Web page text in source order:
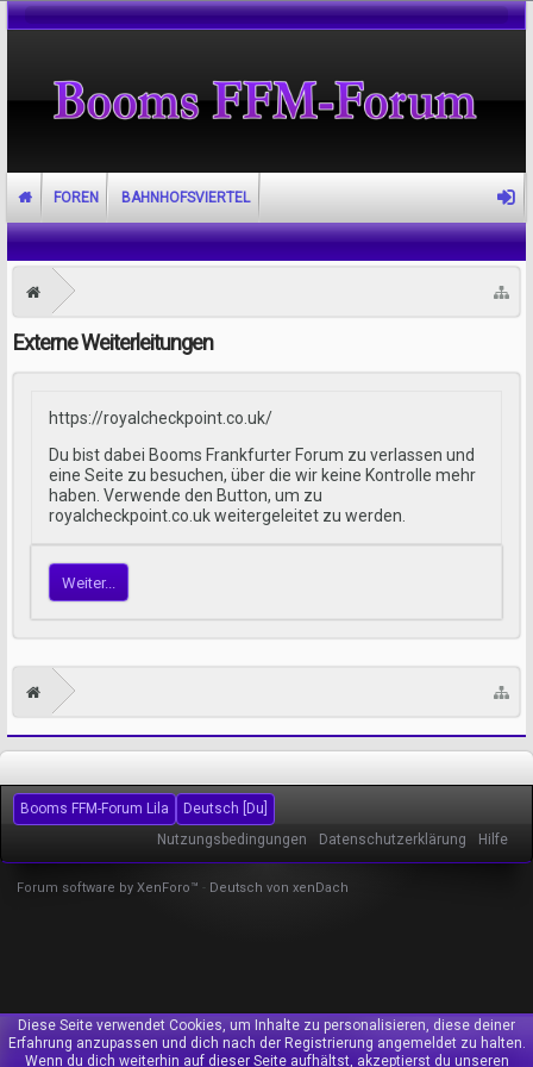
Externe Weiterleitungen
https://royalcheckpoint.co.uk/
Du bist dabei Booms Frankfurter Forum zu verlassen und
eine Seite zu besuchen, über die wir keine Kontrolle mehr
haben. Verwende den Button, um zu
royalcheckpoint.co.uk weitergeleitet zu werden.
Weiter...
FOREN BAHNHOFSVIERTEL
Booms FFM-Forum Lila
Deutsch [Du]
Nutzungsbedingungen
Datenschutzerklärung Hilfe
Forum software by XenForo™ - Deutsch von xenDach
Diese Seite verwendet Cookies, um Inhalte zu personalisieren, diese deiner
Erfahrung anzupassen und dich nach der Registrierung angemeldet zu halten.
Wenn du dich weiterhin auf dieser Seite aufhältst, akzeptierst du unseren